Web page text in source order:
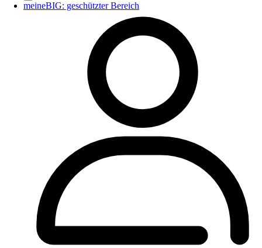
meineBIG: geschützter Bereich